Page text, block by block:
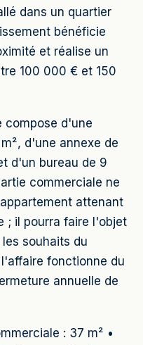
dans un quartier
bénéficie
et réalise un
100 000 € et 150
compose d'une
d'une annexe de
d'un bureau de 9
commerciale ne
attenant
; il pourra faire l'objet
souhaits du
fonctionne du
annuelle de
: 37 m² •